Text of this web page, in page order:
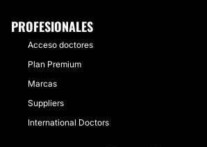
PROFESIONALES
Acceso doctores
Plan Premium
Marcas
Suppliers
International Doctors